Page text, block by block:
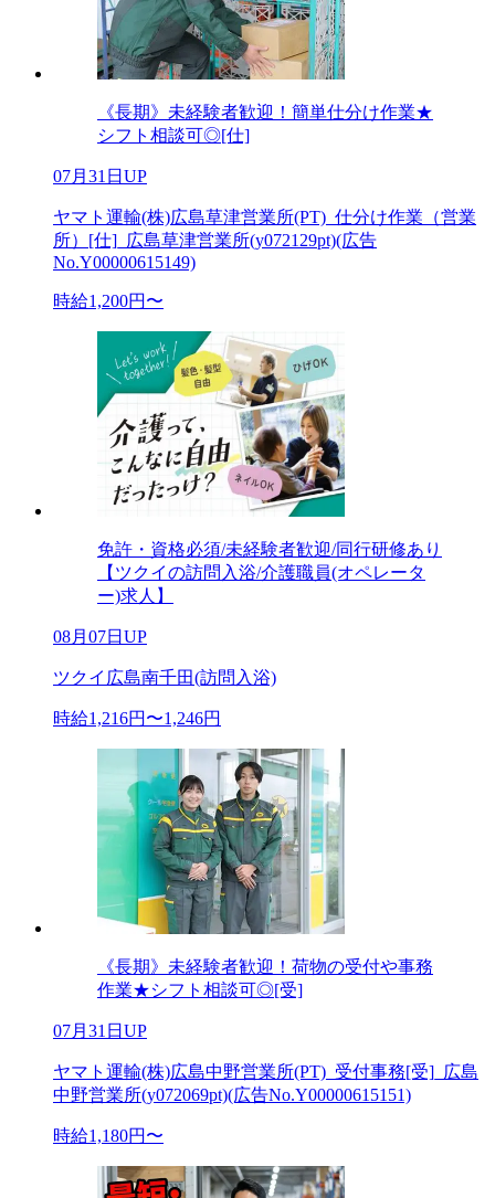
《長期》未経験者歓迎！簡単仕分け作業★
シフト相談可◎[仕]
07月31日UP
ヤマト運輸(株)広島草津営業所(PT)_仕分け作業（営業
所）[仕]_広島草津営業所(y072129pt)(広告
No.Y00000615149)
時給1,200円〜
免許・資格必須/未経験者歓迎/同行研修あり
【ツクイの訪問入浴/介護職員(オペレータ
ー)求人】
08月07日UP
ツクイ広島南千田(訪問入浴)
時給1,216円〜1,246円
《長期》未経験者歓迎！荷物の受付や事務
作業★シフト相談可◎[受]
07月31日UP
ヤマト運輸(株)広島中野営業所(PT)_受付事務[受]_広島
中野営業所(y072069pt)(広告No.Y00000615151)
時給1,180円〜